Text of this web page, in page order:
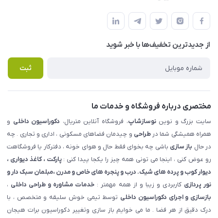
املاک مدنی - نوساز شاپ
لیست محصولات
درباره ما
قوانین و مقررات
حریم خصوصی
راهنما
پرسش های متداول
از جدید‌ترین تخفیف‌ها با‌ خبر شوید
ثبت
مختصری درباره فروشگاه و خدمات ما
سایت بزرگ و نویننوسازشاپ، فروشگاه آنلاین متریال، دکوراسیون داخلی و
همراه همیشگی شما درطراحی و چیدمان فضاهای مسکونی ، اداری و تجاری . چه
در حال باز سازی باشی چه بخوای فقط حال و هوای خونه ، دفترکار یا فروشگاهت
رو عوض کنی ، اینجا می تونی همه چیز را یکجا پیدا کنی :پارکت ، کاغذ دیواری ،
دیوار کوب و پرده های شیک. درب و پنجره های خاص و مدرن ،مبلمان سبک دار و
نور پردازی کاربردی و زیبا و از همه مهمتر : خدمات مشاوره و طراحی داخلی ،
بازسازی و اجرای دکوراسیون داخلی توسط تیمی خوش سلیقه و متخصص ، با
درک دقیق از هر فضا . ما می خوایم باز سازی وتغییر دکوراسیون برات هیجان